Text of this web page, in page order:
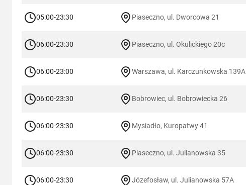
05:00-23:30 Piaseczno, ul. Dworcowa 21
06:00-23:30 Piaseczno, ul. Okulickiego 20c
06:00-23:00 Warszawa, ul. Karczunkowska 139A
06:00-23:30 Bobrowiec, ul. Bobrowiecka 26
06:00-23:30 Mysiadło, Kuropatwy 41
06:00-23:30 Piaseczno, ul. Julianowska 35
06:00-23:30 Józefosław, ul. Julianowska 57A